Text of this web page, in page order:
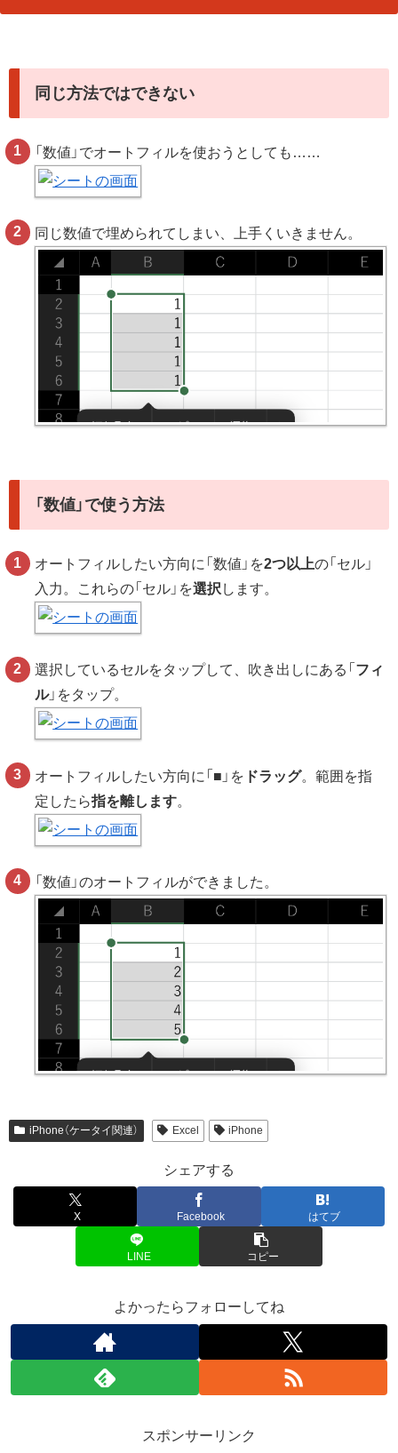
同じ方法ではできない
「数値」でオートフィルを使おうとしても……
同じ数値で埋められてしまい、上手くいきません。
「数値」で使う方法
オートフィルしたい方向に「数値」を2つ以上の「セル」
入力。これらの「セル」を選択 します。
選択しているセルをタップして、吹き出しにある「 フィ
ル」をタップ。
オートフィルしたい方向に「■」を ドラッグ。範囲を指
定したら指を離します。
「数値」のオートフィルができました。
iPhone（ケータイ関連） Excel iPhone
シェアする
X Facebook はてブ
LINE コピー
よかったらフォローしてね
スポンサーリンク